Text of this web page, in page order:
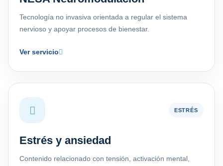
Tecnología no invasiva orientada a regular el sistema
nervioso y apoyar procesos de bienestar.
Ver servicio
ESTRÉS
Estrés y ansiedad
Contenido relacionado con tensión, activación mental,